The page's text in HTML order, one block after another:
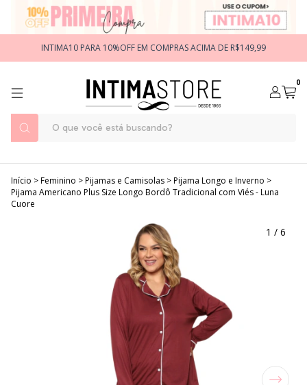
INTIMA10 PARA 10%OFF EM COMPRAS ACIMA DE R$149,99
0
Início >Feminino >Pijamas e Camisolas >Pijama Longo e Inverno >
Pijama Americano Plus Size Longo Bordô Tradicional com Viés - Luna
Cuore
1 / 6